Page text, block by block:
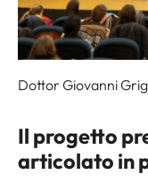
Dottor Giovanni
Il progetto
articolato in